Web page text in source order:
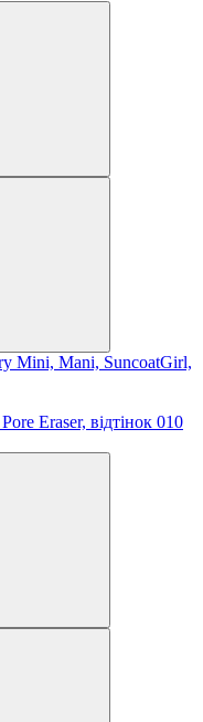
Mini, Mani, SuncoatGirl,